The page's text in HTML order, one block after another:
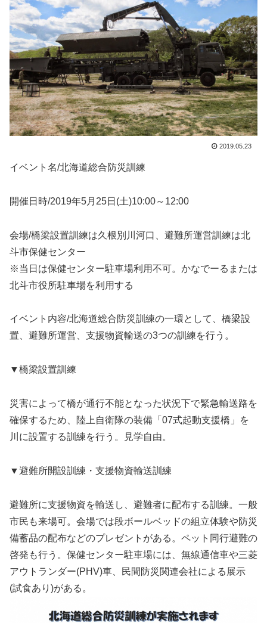
2019.05.23
イベント名/北海道総合防災訓練
開催日時/2019年5月25日(土)10:00～12:00
会場/橋梁設置訓練は久根別川河口、避難所運営訓練は北
斗市保健センター
※当日は保健センター駐車場利用不可。かなでーるまたは
北斗市役所駐車場を利用する
イベント内容/北海道総合防災訓練の一環として、橋梁設
置、避難所運営、支援物資輸送の3つの訓練を行う。
▼橋梁設置訓練
災害によって橋が通行不能となった状況下で緊急輸送路を
確保するため、陸上自衛隊の装備「07式起動支援橋」を
川に設置する訓練を行う。見学自由。
▼避難所開設訓練・支援物資輸送訓練
避難所に支援物資を輸送し、避難者に配布する訓練。一般
市民も来場可。会場では段ボールベッドの組立体験や防災
備蓄品の配布などのプレゼントがある。ペット同行避難の
啓発も行う。保健センター駐車場には、無線通信車や三菱
アウトランダー(PHV)車、民間防災関連会社による展示
(試食あり)がある。